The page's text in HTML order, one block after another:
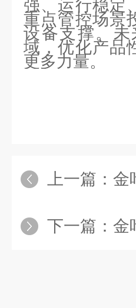
强、运行稳定
重点管控场景
设备支撑。
域，优化产品
更多力量。
上一篇： 金
下一篇： 金